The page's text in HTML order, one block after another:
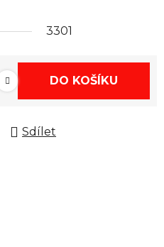
3301
DO KOŠÍKU
Sdílet